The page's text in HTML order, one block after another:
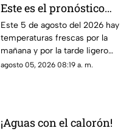
Este es el pronóstico
del clima en Zacatecas
HOY miércoles 5 de
agosto
Este 5 de agosto del 2026 hay
temperaturas frescas por la
mañana y por la tarde ligero
calor; el clima de hoy en
agosto 05, 2026 08:19 a. m.
¡Aguas con el calorón!